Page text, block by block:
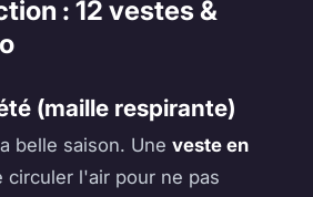
: 12 vestes &
(maille respirante)
belle saison. Une veste en
circuler l'air pour ne pas